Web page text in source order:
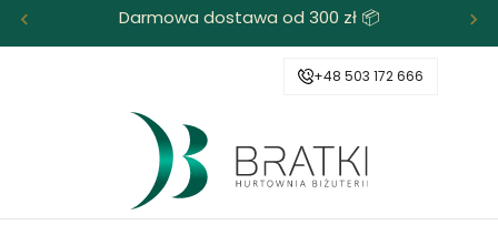
Darmowa dostawa od 300 zł 📦
+48 503 172 666